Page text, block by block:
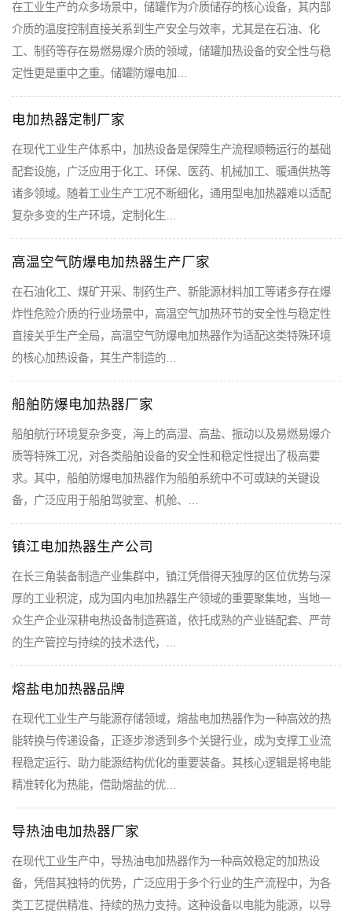
在工业生产的众多场景中，储罐作为介质储存的核心设备，其内部
介质的温度控制直接关系到生产安全与效率，尤其是在石油、化
工、制药等存在易燃易爆介质的领域，储罐加热设备的安全性与稳
定性更是重中之重。储罐防爆电加…
电加热器定制厂家
在现代工业生产体系中，加热设备是保障生产流程顺畅运行的基础
配套设施，广泛应用于化工、环保、医药、机械加工、暖通供热等
诸多领域。随着工业生产工况不断细化，通用型电加热器难以适配
复杂多变的生产环境，定制化生…
高温空气防爆电加热器生产厂家
在石油化工、煤矿开采、制药生产、新能源材料加工等诸多存在爆
炸性危险介质的行业场景中，高温空气加热环节的安全性与稳定性
直接关乎生产全局，高温空气防爆电加热器作为适配这类特殊环境
的核心加热设备，其生产制造的…
船舶防爆电加热器厂家
船舶航行环境复杂多变，海上的高湿、高盐、振动以及易燃易爆介
质等特殊工况，对各类船舶设备的安全性和稳定性提出了极高要
求。其中，船舶防爆电加热器作为船舶系统中不可或缺的关键设
备，广泛应用于船舶驾驶室、机舱、…
镇江电加热器生产公司
在长三角装备制造产业集群中，镇江凭借得天独厚的区位优势与深
厚的工业积淀，成为国内电加热器生产领域的重要聚集地，当地一
众生产企业深耕电热设备制造赛道，依托成熟的产业链配套、严苛
的生产管控与持续的技术迭代，…
熔盐电加热器品牌
在现代工业生产与能源存储领域，熔盐电加热器作为一种高效的热
能转换与传递设备，正逐步渗透到多个关键行业，成为支撑工业流
程稳定运行、助力能源结构优化的重要装备。其核心逻辑是将电能
精准转化为热能，借助熔盐的优…
导热油电加热器厂家
在现代工业生产中，导热油电加热器作为一种高效稳定的加热设
备，凭借其独特的优势，广泛应用于多个行业的生产流程中，为各
类工艺提供精准、持续的热力支持。这种设备以电能为能源，以导